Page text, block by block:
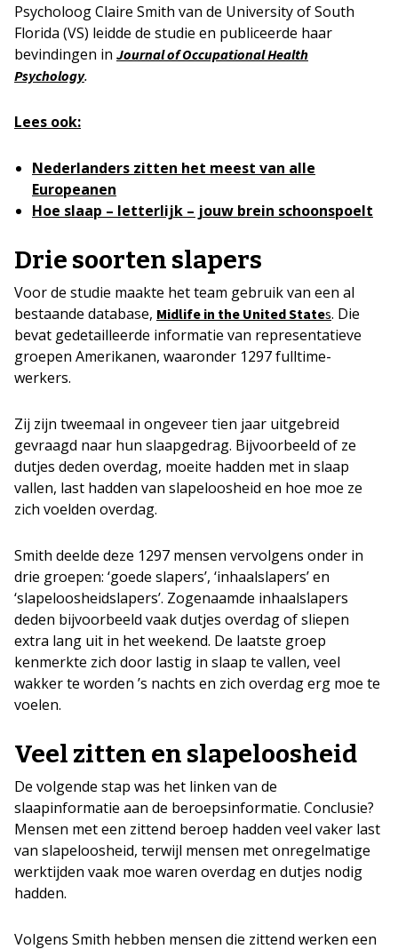
Psycholoog Claire Smith van de University of South
Florida (VS) leidde de studie en publiceerde haar
bevindingen in Journal of Occupational Health
Psychology.
Lees ook:
Nederlanders zitten het meest van alle
Europeanen
Hoe slaap – letterlijk – jouw brein schoonspoelt
Drie soorten slapers
Voor de studie maakte het team gebruik van een al
bestaande database, Midlife in the United States. Die
bevat gedetailleerde informatie van representatieve
groepen Amerikanen, waaronder 1297 fulltime-
werkers.
Zij zijn tweemaal in ongeveer tien jaar uitgebreid
gevraagd naar hun slaapgedrag. Bijvoorbeeld of ze
dutjes deden overdag, moeite hadden met in slaap
vallen, last hadden van slapeloosheid en hoe moe ze
zich voelden overdag.
Smith deelde deze 1297 mensen vervolgens onder in
drie groepen: ‘goede slapers’, ‘inhaalslapers’ en
‘slapeloosheidslapers’. Zogenaamde inhaalslapers
deden bijvoorbeeld vaak dutjes overdag of sliepen
extra lang uit in het weekend. De laatste groep
kenmerkte zich door lastig in slaap te vallen, veel
wakker te worden ’s nachts en zich overdag erg moe te
voelen.
Veel zitten en slapeloosheid
De volgende stap was het linken van de
slaapinformatie aan de beroepsinformatie. Conclusie?
Mensen met een zittend beroep hadden veel vaker last
van slapeloosheid, terwijl mensen met onregelmatige
werktijden vaak moe waren overdag en dutjes nodig
hadden.
Volgens Smith hebben mensen die zittend werken een